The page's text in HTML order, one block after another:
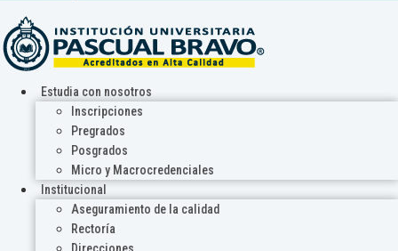
Estudia con nosotros
Inscripciones
Pregrados
Posgrados
Micro y Macrocredenciales
Institucional
Aseguramiento de la calidad
Rectoría